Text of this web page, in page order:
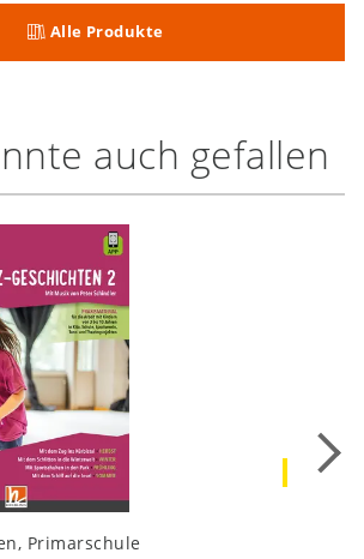
Alle Produkte
auch gefallen
Primarschule
NEU